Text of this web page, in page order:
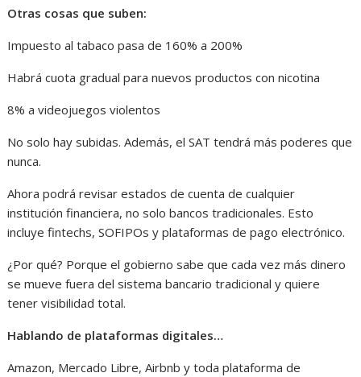
Otras cosas que suben:
Impuesto al tabaco pasa de 160% a 200%
Habrá cuota gradual para nuevos productos con nicotina
8% a videojuegos violentos
No solo hay subidas. Además, el SAT tendrá más poderes que
nunca.
Ahora podrá revisar estados de cuenta de cualquier
institución financiera, no solo bancos tradicionales. Esto
incluye fintechs, SOFIPOs y plataformas de pago electrónico.
¿Por qué? Porque el gobierno sabe que cada vez más dinero
se mueve fuera del sistema bancario tradicional y quiere
tener visibilidad total.
Hablando de plataformas digitales…
Amazon, Mercado Libre, Airbnb y toda plataforma de